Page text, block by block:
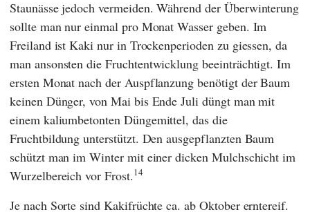
Staunässe jedoch vermeiden. Während der Überwinterung
sollte man nur einmal pro Monat Wasser geben. Im
Freiland ist Kaki nur in Trockenperioden zu giessen, da
man ansonsten die Fruchtentwicklung beeinträchtigt. Im
ersten Monat nach der Auspflanzung benötigt der Baum
keinen Dünger, von Mai bis Ende Juli düngt man mit
einem kaliumbetonten Düngemittel, das die
Fruchtbildung unterstützt. Den ausgepflanzten Baum
schützt man im Winter mit einer dicken Mulchschicht im
Wurzelbereich vor Frost.14
Je nach Sorte sind Kakifrüchte ca. ab Oktober erntereif.